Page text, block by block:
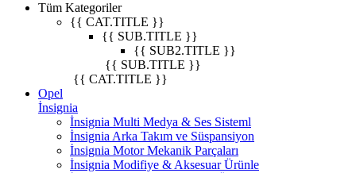
Tüm Kategoriler
{{ CAT.TITLE }}
{{ SUB.TITLE }}
{{ SUB2.TITLE }}
{{ SUB.TITLE }}
{{ CAT.TITLE }}
Opel
İnsignia
İnsignia Multi Medya & Ses Sisteml
İnsignia Arka Takım ve Süspansiyon
İnsignia Motor Mekanik Parçaları
İnsignia Modifiye & Aksesuar Ürünle